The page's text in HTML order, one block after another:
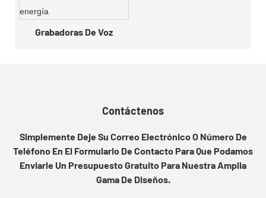
Grabadoras De Voz
Contáctenos
Simplemente Deje Su Correo Electrónico O Número De
Teléfono En El Formulario De Contacto Para Que Podamos
Enviarle Un Presupuesto Gratuito Para Nuestra Amplia
Gama De Diseños.